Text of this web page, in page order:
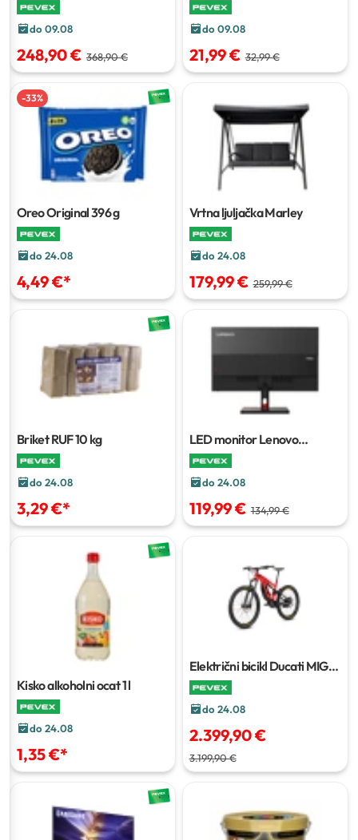
do 09.08
248,90 € 368,90 €
do 09.08
21,99 € 32,99 €
-33%
Oreo Original396 g
do 24.08
4,49 €*
Vrtna ljuljačka Marley
do 24.08
179,99 € 259,99 €
Briket RUF10 kg
do 24.08
3,29 €*
LED monitor Lenovo
ThinkVision S271-30
do 24.08
119,99 € 134,99 €
Kisko alkoholni ocat1 l
do 24.08
1,35 €*
Električni bicikl Ducati MIG-S
EP8
do 24.08
2.399,90 €
3.199,90 €